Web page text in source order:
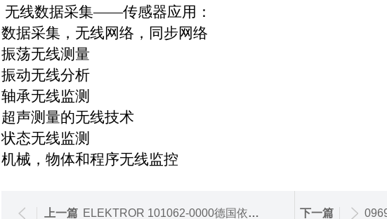
无线数据采集——传感器应用：
数据采集，无线网络，同步网络
振荡无线测量
振动无线分析
轴承无线监测
超声测量的无线技术
状态无线监测
机械，物体和程序无线监控
上一篇 ELEKTROR 101062-0000德国依莱克罗ELEKTROR鼓风机 下一篇